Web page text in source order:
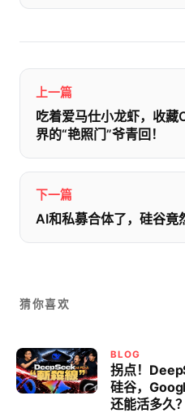
上一篇
吃着爱马仕小龙虾，收
界的“艳照门”爷青回！
下一篇
AI和私募合体了，硅谷竟
猜你喜欢
BLOG
拐点！
硅谷，
还能活多久？